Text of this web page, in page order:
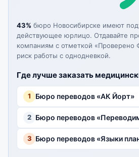
43% бюро Новосибирске имеют
действующее юрлицо. Отдавайте
компаниям с отметкой
риск работы с однодневкой.
Где лучше заказать
1 Бюро переводов «АК Йорт»
2 Бюро переводов
3